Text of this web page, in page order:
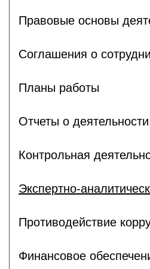
Правовые основы
Соглашения о
Планы работы
Отчеты о деятельности
Контрольная
Экспертно-
Противодействие
Финансовое